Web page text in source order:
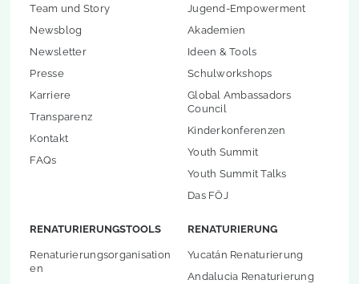
Team und Story
Newsblog
Newsletter
Presse
Karriere
Transparenz
Kontakt
FAQs
Jugend-Empowerment
Akademien
Ideen & Tools
Schulworkshops
Global Ambassadors
Council
Kinderkonferenzen
Youth Summit
Youth Summit Talks
Das FÖJ
RENATURIERUNGSTOOLS
Renaturierungsorganisation
en
RENATURIERUNG
Yucatán Renaturierung
Andalucia Renaturierung